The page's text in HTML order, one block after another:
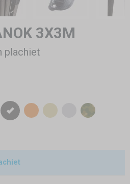
3X3M
plachiet